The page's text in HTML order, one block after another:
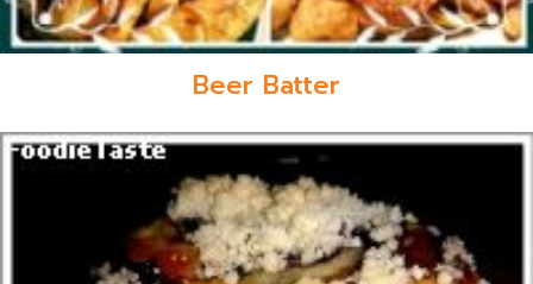
Beer Batter